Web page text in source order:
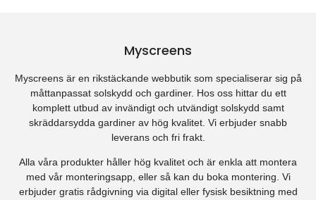
Myscreens
Myscreens är en rikstäckande webbutik som specialiserar sig på
måttanpassat solskydd och gardiner. Hos oss hittar du ett
komplett utbud av invändigt och utvändigt solskydd samt
skräddarsydda gardiner av hög kvalitet. Vi erbjuder snabb
leverans och fri frakt.
Alla våra produkter håller hög kvalitet och är enkla att montera
med vår monteringsapp, eller så kan du boka montering. Vi
erbjuder gratis rådgivning via digital eller fysisk besiktning med